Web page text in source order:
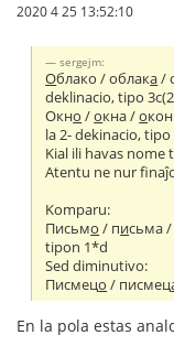
2020 4 25 13:52:10
sergejm:
Облако / облака/
deklinacio, tipo
Окно /окна /о
la 2- dekinacio,
Kial ili havas nome
Atentu ne nur
Komparu:
Письмо / письма /
tipon 1*d
Sed diminutivo:
Писмецо / писмец
En la pola estas